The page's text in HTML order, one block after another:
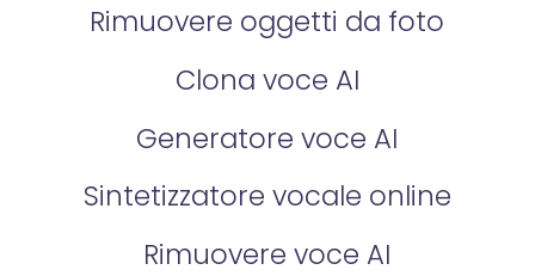
Rimuovere oggetti da foto
Clona voce AI
Generatore voce AI
Sintetizzatore vocale online
Rimuovere voce AI